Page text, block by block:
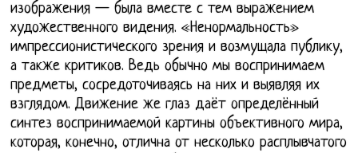
изображения — была вместе с тем выражением
художественного видения. «Ненормальность»
импрессионистического зрения и возмущала публику,
а также критиков. Ведь обычно мы воспринимаем
предметы, сосредоточиваясь на них и выявляя их
взглядом. Движение же глаз даёт определённый
синтез воспринимаемой картины объективного мира,
которая, конечно, отлична от несколько расплывчатого